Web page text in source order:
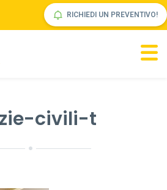
RICHIEDI UN PREVENTIVO!
civili-t